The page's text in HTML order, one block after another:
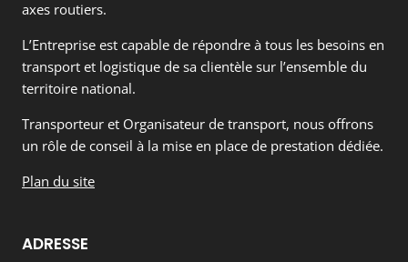
axes routiers.
L’Entreprise est capable de répondre à tous les besoins en
transport et logistique de sa clientèle sur l’ensemble du
territoire national.
Transporteur et Organisateur de transport, nous offrons
un rôle de conseil à la mise en place de prestation dédiée.
Plan du site
ADRESSE